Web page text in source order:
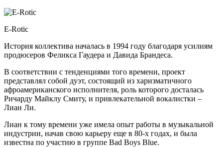
E-Rotic
История коллектива началась в 1994 году благодаря усилиям
продюсеров Феликса Гаудера и Давида Брандеса.
В соответствии с тенденциями того времени, проект
представлял собой дуэт, состоящий из харизматичного
афроамериканского исполнителя, роль которого досталась
Ричарду Майклу Смиту, и привлекательной вокалистки –
Лиан Ли.
Лиан к тому времени уже имела опыт работы в музыкальной
индустрии, начав свою карьеру еще в 80-х годах, и была
известна по участию в группе Bad Boys Blue.